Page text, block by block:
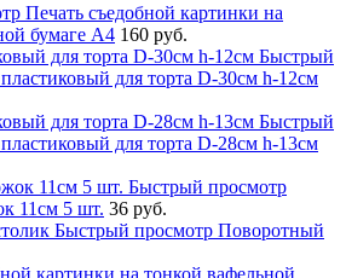
Печать съедобной картинки на
бумаге А4 160 руб.
Быстрый
для торта D-30см h-12см
Быстрый
для торта D-28см h-13см
Быстрый просмотр
11см 5 шт. 36 руб.
Быстрый просмотр Поворотный